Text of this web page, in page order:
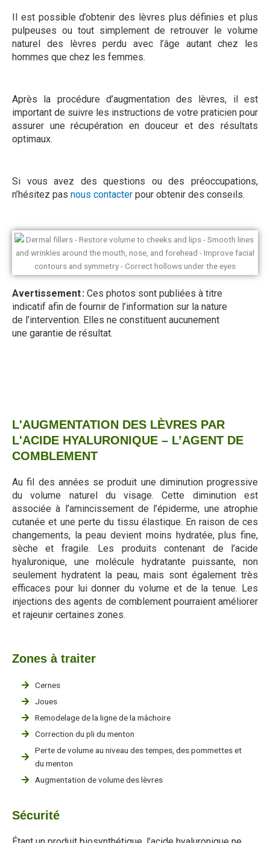
Il est possible d’obtenir des lèvres plus définies et plus
pulpeuses ou tout simplement de retrouver le volume
naturel des lèvres perdu avec l’âge autant chez les
hommes que chez les femmes.
Après la procédure d’augmentation des lèvres, il est
important de suivre les instructions de votre praticien pour
assurer une récupération en douceur et des résultats
optimaux.
Si vous avez des questions ou des préoccupations,
n’hésitez pas nous contacter pour obtenir des conseils.
Avertissement : Ces photos sont publiées à titre
indicatif afin de fournir de l’information sur la nature
de l’intervention. Elles ne constituent aucunement
une garantie de résultat.
L'AUGMENTATION DES LÈVRES PAR
L'ACIDE HYALURONIQUE – L’AGENT DE
COMBLEMENT
Au fil des années se produit une diminution progressive
du volume naturel du visage. Cette diminution est
associée à l’amincissement de l’épiderme, une atrophie
cutanée et une perte du tissu élastique. En raison de ces
changements, la peau devient moins hydratée, plus fine,
sèche et fragile. Les produits contenant de l’acide
hyaluronique, une molécule hydratante puissante, non
seulement hydratent la peau, mais sont également très
efficaces pour lui donner du volume et de la tenue. Les
injections des agents de comblement pourraient améliorer
et rajeunir certaines zones.
Zones à traiter
Cernes
Joues
Remodelage de la ligne de la mâchoire
Correction du pli du menton
Perte de volume au niveau des tempes, des pommettes et
du menton
Augmentation de volume des lèvres
Sécurité